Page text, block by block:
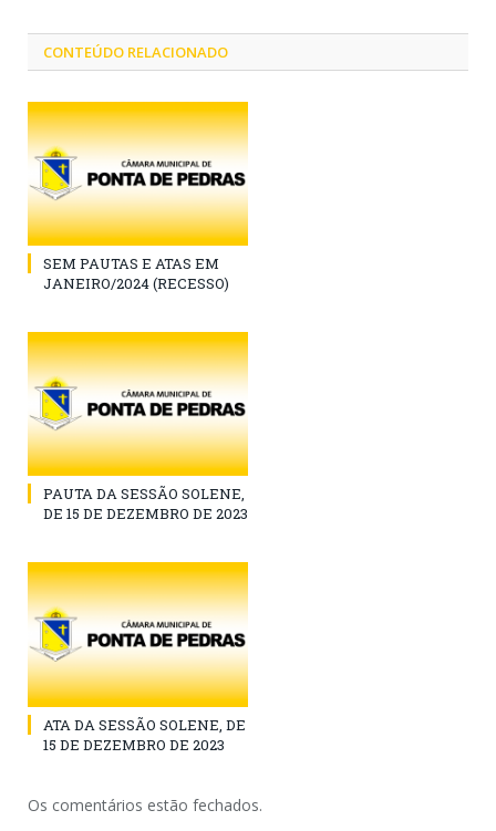
CONTEÚDO RELACIONADO
SEM PAUTAS E ATAS EM
JANEIRO/2024 (RECESSO)
PAUTA DA SESSÃO SOLENE,
DE 15 DE DEZEMBRO DE 2023
ATA DA SESSÃO SOLENE, DE
15 DE DEZEMBRO DE 2023
Os comentários estão fechados.